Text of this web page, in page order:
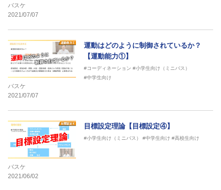
バスケ
2021/07/07
バスケ
2021/07/07
運動はどのように制御されているか？
【運動能力①】
#コーディネーション #小学生向け（ミニバス）
#中学生向け
バスケ
2021/06/02
目標設定理論【目標設定④】
#小学生向け（ミニバス） #中学生向け #高校生向け